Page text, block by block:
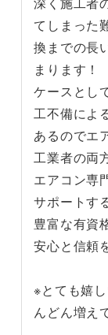
てしまった
換までの長
まります！
ケースとし
工不備によ
あるのでエ
工業者の両
エアコン専
サポートす
豊富な有資
安心と信頼
※とても嬉
んどん増え